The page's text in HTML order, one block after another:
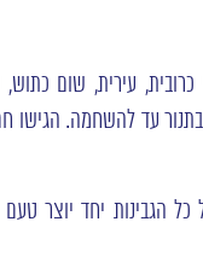
עירית, שום
בתנור עד להשחמה. הגישו
הגבינות יחד יוצר טעם